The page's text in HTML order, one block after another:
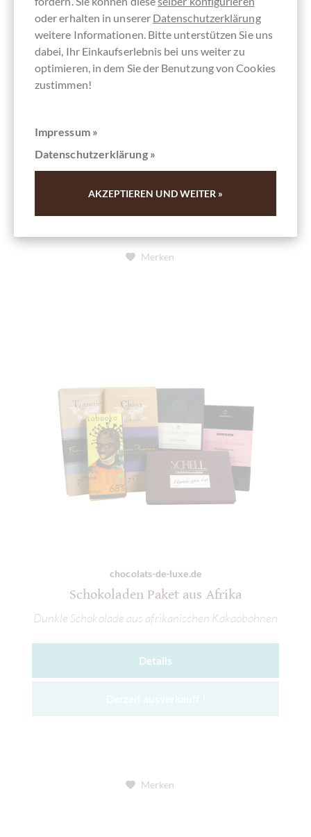
chocolats-de-luxe.de
Schokolade aus Mittelamerika im Paket
Urlaubsträume aus dunkler Schokolade
Derzeit ausverkauft !
Merken
chocolats-de-luxe.de
Schokoladen Paket aus Afrika
Dunkle Schokolade aus afrikanischen Kakaobohnen
Details
Merken
oder erhalten in unserer Datenschutzerklärung
weitere Informationen. Bitte unterstützen Sie uns
dabei, Ihr Einkaufserlebnis bei uns weiter zu
optimieren, in dem Sie der Benutzung von Cookies
zustimmen!
Impressum »
Datenschutzerklärung »
AKZEPTIEREN UND WEITER »